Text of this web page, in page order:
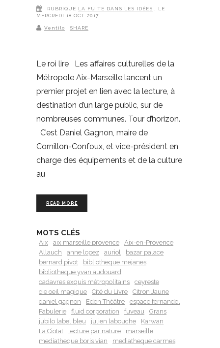
RUBRIQUE LA FUITE DANS LES IDÉES , LE
MERCREDI 18 OCT 2017
Ventilo SHARE
Le roi lire Les affaires culturelles de la
Métropole Aix-Marseille lancent un
premier projet en lien avec la lecture, à
destination d’un large public, sur de
nombreuses communes. Tour d’horizon.
C’est Daniel Gagnon, maire de
Cornillon-Confoux, et vice-président en
charge des équipements et de la culture
au
READ MORE
MOTS CLÉS
Aix aix marseille provence
Aix-en-Provence
Allauch
anne lopez auriol
bazar palace
bernard pivot
bibliotheque mejanes
bibliotheque yvan audouard
cadavres exquis métropolitains
ceyreste
cie oeil magique
Cité du Livre
Citron Jaune
daniel gagnon
Eden Théâtre
espace fernandel
Fabulerie
fluid corporation fuveau
Grans
jubilo label bleu
julien labouche
Karwan
La Ciotat
lecture par nature
marseille
mediatheque boris vian
mediatheque carmes